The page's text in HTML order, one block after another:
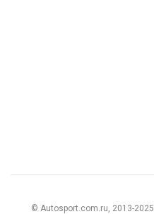
© Autosport.com.ru, 2013-2025